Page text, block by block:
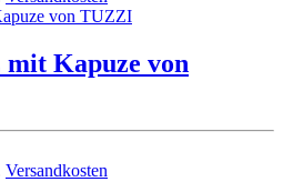
Kapuze von
Versandkosten